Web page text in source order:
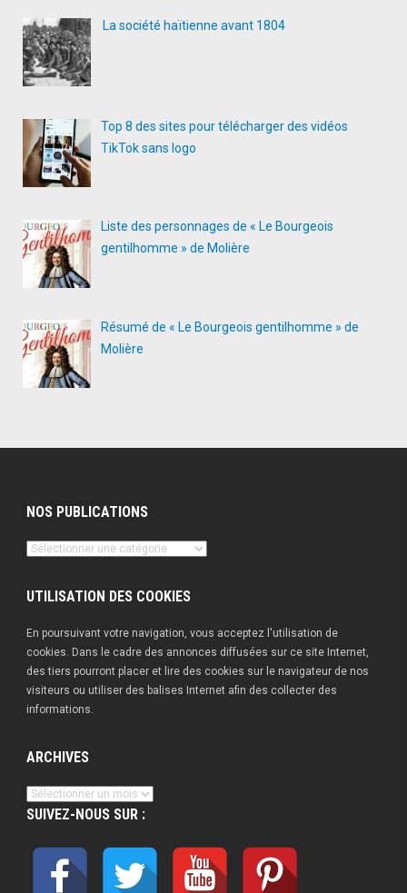
La société haïtienne avant 1804
Top 8 des sites pour télécharger des vidéos
TikTok sans logo
Liste des personnages de « Le Bourgeois
gentilhomme » de Molière
Résumé de « Le Bourgeois gentilhomme » de
Molière
NOS PUBLICATIONS
Nos
UTILISATION DES COOKIES
En poursuivant votre navigation, vous acceptez l'utilisation de
cookies. Dans le cadre des annonces diffusées sur ce site Internet,
des tiers pourront placer et lire des cookies sur le navigateur de nos
visiteurs ou utiliser des balises Internet afin des collecter des
informations.
ARCHIVES
Archives
SUIVEZ-NOUS SUR :